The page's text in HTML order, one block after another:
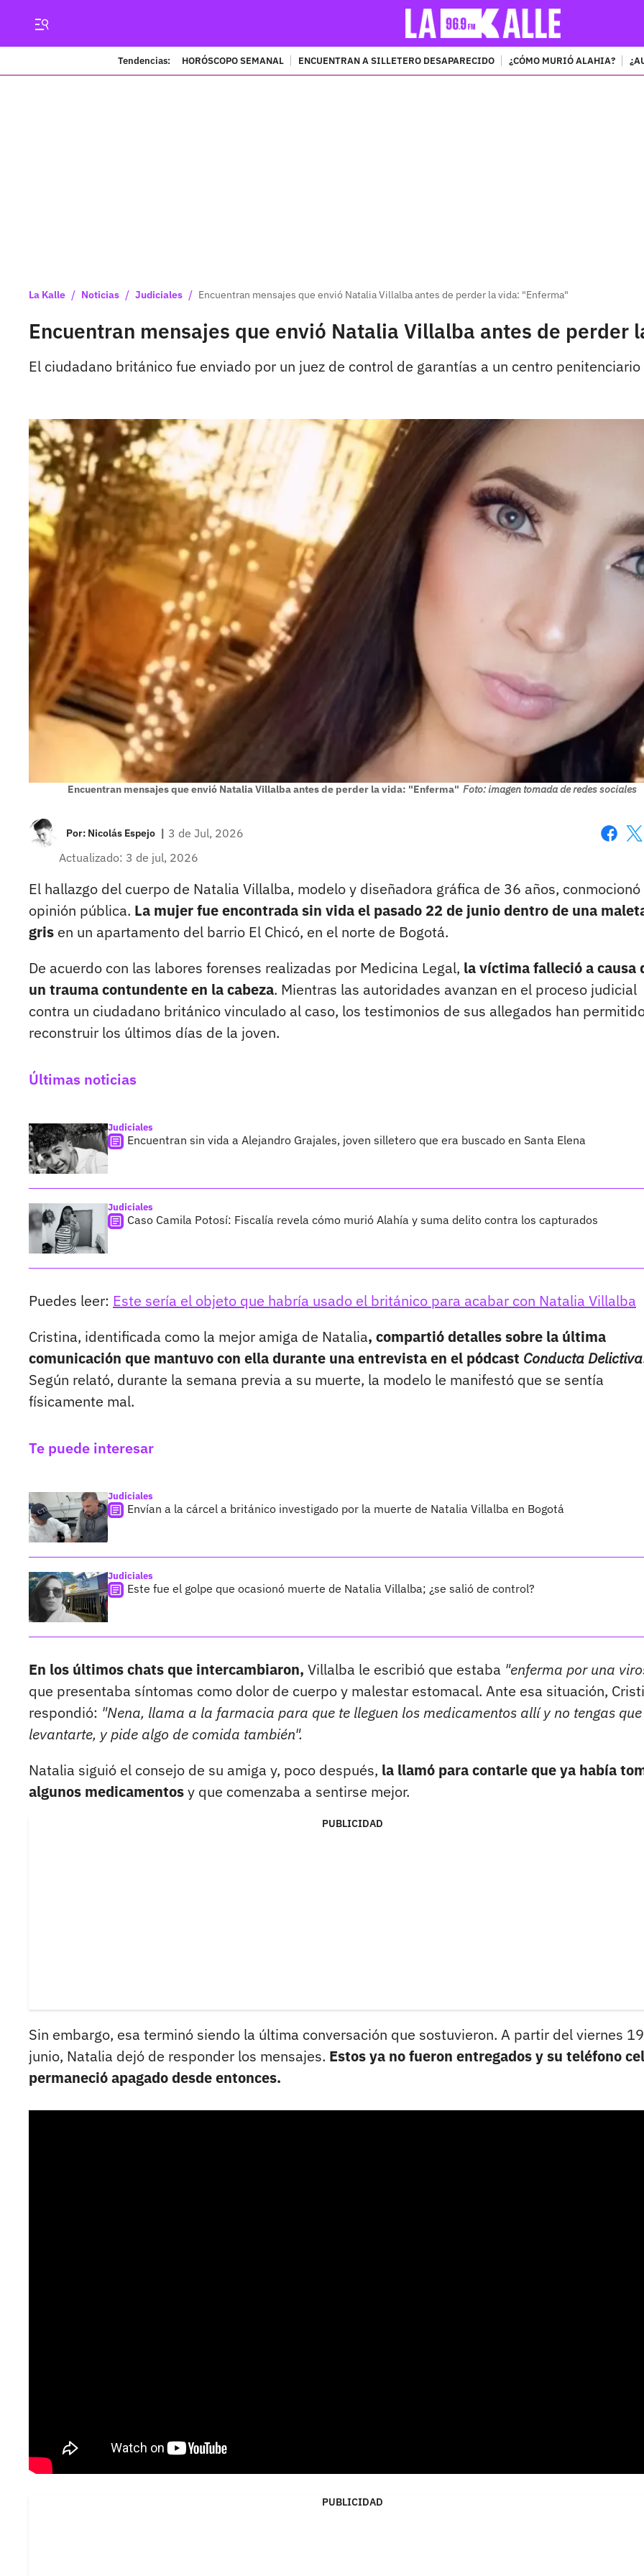
Tendencias: HORÓSCOPO SEMANAL ENCUENTRAN A SILLETERO DESAPARECIDO ¿CÓMO MURIÓ ALAHIA?
La Kalle / Noticias / Judiciales / Encuentran mensajes que envió Natalia Villalba antes de perder la vida: "Enferma"
Encuentran mensajes que envió Natalia Villalba antes de perder
El ciudadano británico fue enviado por un juez de control de garantías a un centro
Encuentran mensajes que envió Natalia Villalba antes de perder la vida: "Enferma" Foto: imagen tomada de redes sociales
Por: Nicolás Espejo | 3 de Jul, 2026
Actualizado: 3 de jul, 2026
El hallazgo del cuerpo de Natalia Villalba, modelo y diseñadora gráfica de 36 años, conmocionó
opinión pública. La mujer fue encontrada sin vida el pasado 22 de junio dentro de una
gris en un apartamento del barrio El Chicó, en el norte de Bogotá.
De acuerdo con las labores forenses realizadas por Medicina Legal, la víctima falleció a causa
un trauma contundente en la cabeza. Mientras las autoridades avanzan en el proceso judicial
contra un ciudadano británico vinculado al caso, los testimonios de sus allegados han
reconstruir los últimos días de la joven.
Últimas noticias
Judiciales
Encuentran sin vida a Alejandro Grajales, joven silletero que era buscado en Santa Elena
Judiciales
Caso Camila Potosí: Fiscalía revela cómo murió Alahía y suma delito contra los capturados
Puedes leer: Este sería el objeto que habría usado el británico para acabar con Natalia Villalba
Cristina, identificada como la mejor amiga de Natalia, compartió detalles sobre la última
comunicación que mantuvo con ella durante una entrevista en el pódcast Conducta Delictiva
Según relató, durante la semana previa a su muerte, la modelo le manifestó que se sentía
físicamente mal.
Te puede interesar
Judiciales
Envían a la cárcel a británico investigado por la muerte de Natalia Villalba en Bogotá
Judiciales
Este fue el golpe que ocasionó muerte de Natalia Villalba; ¿se salió de control?
En los últimos chats que intercambiaron, Villalba le escribió que estaba "enferma por una
que presentaba síntomas como dolor de cuerpo y malestar estomacal. Ante esa situación,
respondió: "Nena, llama a la farmacia para que te lleguen los medicamentos allí y no tengas que
levantarte, y pide algo de comida también".
Natalia siguió el consejo de su amiga y, poco después, la llamó para contarle que ya había
algunos medicamentosy que comenzaba a sentirse mejor.
PUBLICIDAD
Sin embargo, esa terminó siendo la última conversación que sostuvieron. A partir del viernes
junio, Natalia dejó de responder los mensajes. Estos ya no fueron entregados y su teléfono
permaneció apagado desde entonces.
PUBLICIDAD